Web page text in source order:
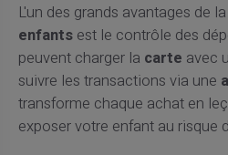
L'un des grands avantages de la
enfantsest le contrôle des
peuvent charger la carte avec
suivre les transactions via une
transforme chaque achat en
exposer votre enfant au risque